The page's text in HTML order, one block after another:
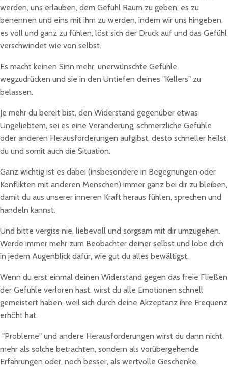
werden, uns erlauben, dem Gefühl Raum zu geben, es zu
benennen und eins mit ihm zu werden, indem wir uns hingeben,
es voll und ganz zu fühlen, löst sich der Druck auf und das Gefühl
verschwindet wie von selbst.
Es macht keinen Sinn mehr, unerwünschte Gefühle
wegzudrücken und sie in den Untiefen deines "Kellers" zu
belassen.
Je mehr du bereit bist, den Widerstand gegenüber etwas
Ungeliebtem, sei es eine Veränderung, schmerzliche Gefühle
oder anderen Herausforderungen aufgibst, desto schneller heilst
du und somit auch die Situation.
Ganz wichtig ist es dabei (insbesondere in Begegnungen oder
Konflikten mit anderen Menschen) immer ganz bei dir zu bleiben,
damit du aus unserer inneren Kraft heraus fühlen, sprechen und
handeln kannst.
Und bitte vergiss nie, liebevoll und sorgsam mit dir umzugehen.
Werde immer mehr zum Beobachter deiner selbst und lobe dich
in jedem Augenblick dafür, wie gut du alles bewältigst.
Wenn du erst einmal deinen Widerstand gegen das freie Fließen
der Gefühle verloren hast, wirst du alle Emotionen schnell
gemeistert haben, weil sich durch deine Akzeptanz ihre Frequenz
erhöht hat.
"Probleme" und andere Herausforderungen wirst du dann nicht
mehr als solche betrachten, sondern als vorübergehende
Erfahrungen oder, noch besser, als wertvolle Geschenke.